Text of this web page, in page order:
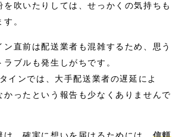
を吹いたりしては、せっかくの気持ちも
。
ン直前は配送業者も混雑するため、思う
ブルも発生しがちです。
インでは、大手配送業者の遅延によ
かったという報告も少なくありませんで